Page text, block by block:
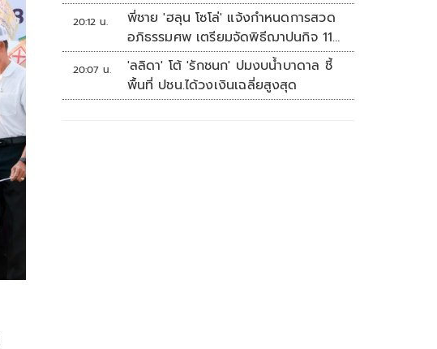
20:12 น.
พี่ชาย 'ฮลุน โซโล่' แจ้งกำหนดการสวด
อภิธรรมศพ เตรียมจัดพิธีฌาปนกิจ 11
ส.ค.
20:07 น.
'ลลิดา' โต้ 'รักชนก' ปมงบน้ำบาดาล ชี้
พื้นที่ ปชน.ได้วงเงินเฉลี่ยสูงสุด